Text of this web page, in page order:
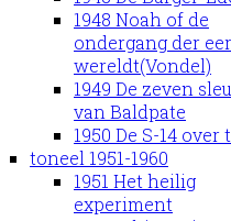
1948 Noah of de
ondergang der
wereldt(Vondel)
1949 De zeven
van Baldpate
1950 De S-14 over
toneel 1951-1960
1951 Het heilig
experiment